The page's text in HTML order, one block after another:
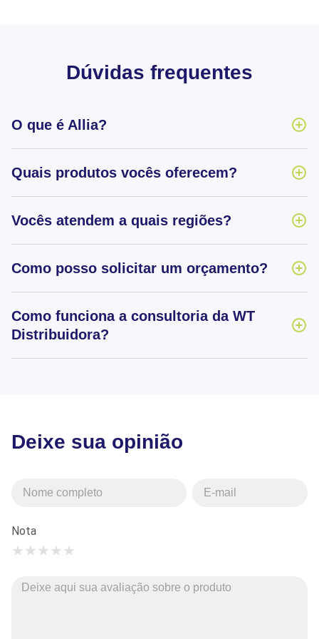
Dúvidas frequentes
O que é Allia?
Quais produtos vocês oferecem?
Vocês atendem a quais regiões?
Como posso solicitar um orçamento?
Como funciona a consultoria da WT
Distribuidora?
Deixe sua opinião
Nota
★
★
★
★
★